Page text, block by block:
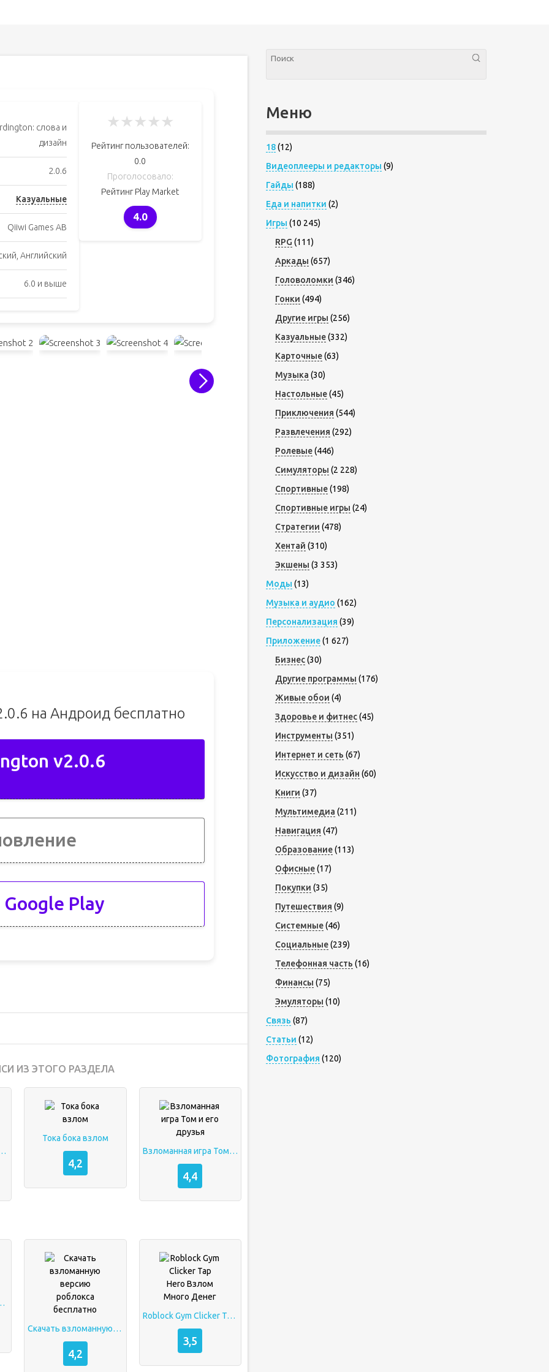
слова и
дизайн
2.0.6
Казуальные
Qiiwi Games AB
Английский
6.0 и выше
★★★★★
Рейтинг пользователей:
0.0
Проголосовало:
Рейтинг Play Market
4.0
на Андроид бесплатно
v2.0.6
Play
ИЗ ЭТОГО РАЗДЕЛА
(Lone Druid Guide)
Тока бока взлом
4,2
Взломанная игра Том и его друзья
4,4
лето 18
Скачать взломанную версию роблокса бесплатно
4,2
Roblock Gym Clicker Tap Hero Взлом Много Денег
3,5
Меню
18(12)
Видеоплееры и редакторы (9)
Гайды (188)
Еда и напитки (2)
Игры (10 245)
RPG (111)
Аркады (657)
Головоломки (346)
Гонки (494)
Другие игры (256)
Казуальные(332)
Карточные(63)
Музыка (30)
Настольные(45)
Приключения (544)
Развлечения (292)
Ролевые(446)
Симуляторы (2 228)
Спортивные(198)
Спортивные игры (24)
Стратегии (478)
Хентай (310)
Экшены (3 353)
Моды (13)
Музыка и аудио (162)
Персонализация (39)
Приложение(1 627)
Бизнес(30)
Другие программы (176)
Живые обои (4)
Здоровье и фитнес(45)
Инструменты (351)
Интернет и сеть (67)
Искусство и дизайн (60)
Книги (37)
Мультимедиа (211)
Навигация (47)
Образование(113)
Офисные(17)
Покупки (35)
Путешествия (9)
Системные(46)
Социальные(239)
Телефонная часть (16)
Финансы (75)
Эмуляторы (10)
Связь (87)
Статьи (12)
Фотография (120)